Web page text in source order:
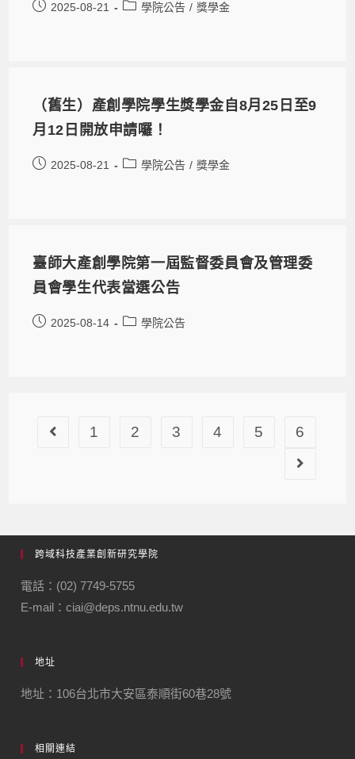
2025-08-21 學院公告 / 獎學金
（舊生）產創學院學生獎學金自8月25日至9
月12日開放申請囉！
2025-08-21 學院公告 / 獎學金
臺師大產創學院第一屆監督委員會及管理委
員會學生代表當選公告
2025-08-14 學院公告
1 2 3 4 5 6
跨域科技產業創新研究學院
電話：(02) 7749-5755
E-mail：ciai@deps.ntnu.edu.tw
地址
地址：106台北市大安區泰順街60巷28號
相關連結